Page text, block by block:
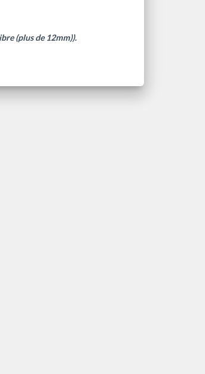
(plus de 12mm)).